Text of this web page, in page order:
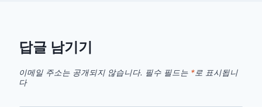
답글 남기기
이메일 주소는 공개되지 않습니다. 필수 필드는 *로 표시됩니
다